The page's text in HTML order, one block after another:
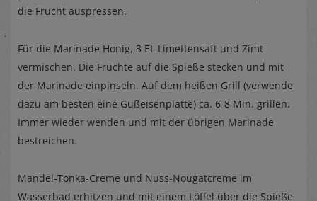
die Frucht auspressen.
Für die Marinade Honig, 3 EL Limettensaft und Zimt
vermischen. Die Früchte auf die Spieße stecken und mit
der Marinade einpinseln. Auf dem heißen Grill (verwende
dazu am besten eine Gußeisenplatte) ca. 6-8 Min. grillen.
Immer wieder wenden und mit der übrigen Marinade
bestreichen.
Mandel-Tonka-Creme und Nuss-Nougatcreme im
Wasserbad erhitzen und mit einem Löffel über die Spieße